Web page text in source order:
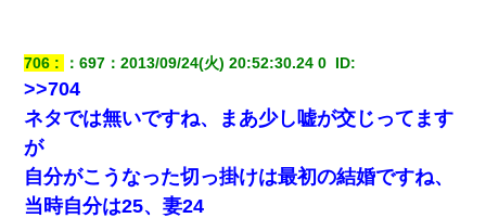
い？」
706 ：697 ：2013/09/24(火) 20:52:30.24 0 ID:
>>704
ネタでは無いですね、まあ少し嘘が交じってます
が
自分がこうなった切っ掛けは最初の結婚ですね、
当時自分は25、妻24